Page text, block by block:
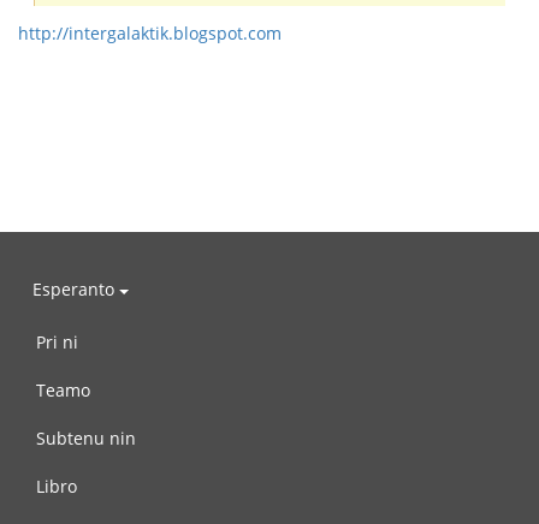
http://intergalaktik.blogspot.com
Esperanto
Pri ni
Teamo
Subtenu nin
Libro